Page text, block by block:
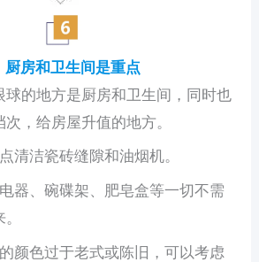
厨房和卫生间是重点
球的地方是厨房和卫生间，同时也
，给房屋升值的地方。
清洁瓷砖缝隙和油烟机。
器、碗碟架、肥皂盒等一切不需
颜色过于老式或陈旧，可以考虑